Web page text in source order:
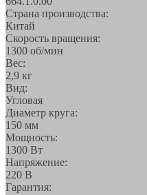
Страна производства:
Китай
Скорость вращения:
1300 об/мин
Вес:
2,9 кг
Вид:
Угловая
Диаметр круга:
150 мм
Мощность:
1300 Вт
Напряжение:
220 В
Гарантия: